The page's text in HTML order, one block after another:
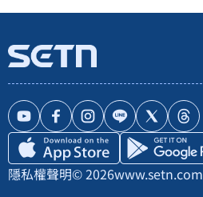
隱私權聲明© 2026www.setn.com